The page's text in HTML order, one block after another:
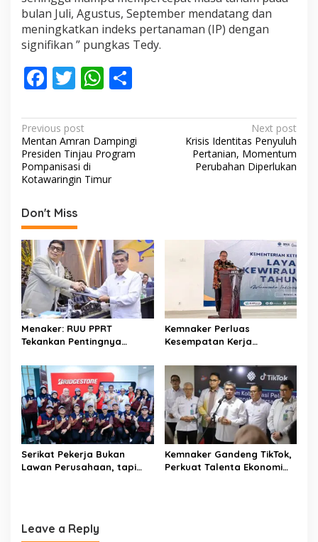
bulan Juli, Agustus, September mendatang dan
meningkatkan indeks pertanaman (IP) dengan
signifikan ” pungkas Tedy.
F
e
b
o
o
k
T
itt
er
W
at
s
A
p
ar
e
P
o
s
n
a
v
i
g
a
t
i
o
n
Previous post
Mentan Amran Dampingi
Presiden Tinjau Program
Pompanisasi di
Kotawaringin Timur
Next post
Krisis Identitas Penyuluh
Pertanian, Momentum
Perubahan Diperlukan
Don't Miss
Menaker: RUU PPRT
Tekankan Pentingnya
Tangga
Kemnaker Perluas
Kesempatan Kerja
Wirausaha
Serikat Pekerja Bukan
Lawan Perusahaan, tapi
Kemnaker Gandeng TikTok,
Perkuat Talenta Ekonomi
Leave a Reply